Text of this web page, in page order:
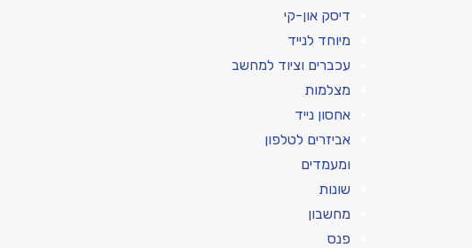
דיסק און-קי
מיוחד לנייד
עכברים וציוד למחשב
מצלמות
אחסון נייד
אביזרים לטלפון
ומעמדים
שונות
מחשבון
פנס